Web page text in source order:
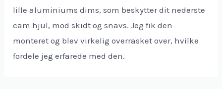
lille aluminiums dims, som beskytter dit nederste
cam hjul, mod skidt og snavs. Jeg fik den
monteret og blev virkelig overrasket over, hvilke
fordele jeg erfarede med den.